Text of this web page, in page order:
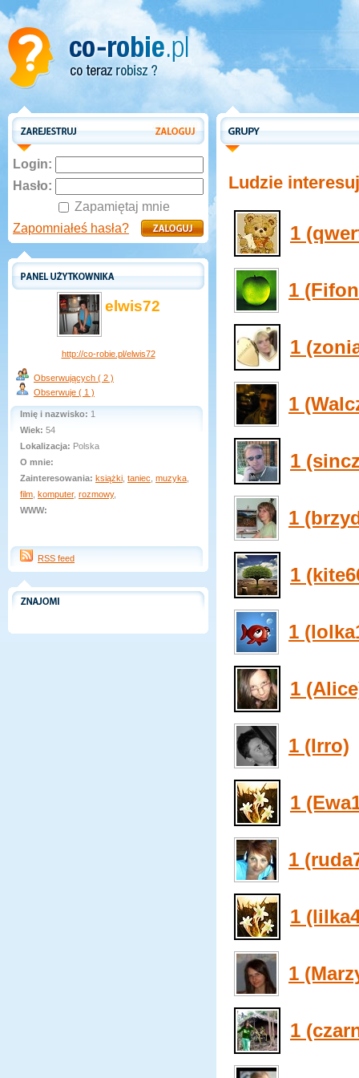
Login:
Hasło:
Zapamiętaj mnie
Zapomniałeś hasła?
elwis72
http://co-robie.pl/elwis72
Obserwujących ( 2 )
Obserwuje ( 1 )
Imię i nazwisko: 1
Wiek: 54
Lokalizacja: Polska
O mnie:
Zainteresowania: książki taniec muzyka
film komputer, rozmowy,
WWW:
RSS feed
Ludzie
1
1
1
1
1
1
1
1
1
1 (Irro)
1
1
1
1
1